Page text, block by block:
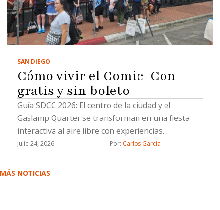
SAN DIEGO
Cómo vivir el Comic-Con
gratis y sin boleto
Guía SDCC 2026: ​El centro de la ciudad y el
Gaslamp Quarter se transforman en una fiesta
interactiva al aire libre con experiencias
inmersivas, cosplay y gastronomía
Julio 24, 2026 Por: Carlos García
MÁS NOTICIAS